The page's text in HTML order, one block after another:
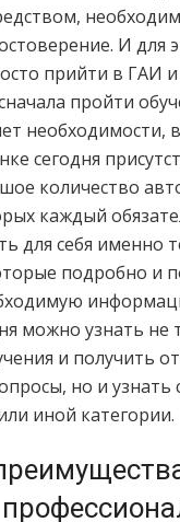
И для
прийти в ГАИ и
пройти
необходимости,
сегодня
количество
каждый
для себя именно
подробно и
можно узнать не
и получить
но и узнать
иной категории.